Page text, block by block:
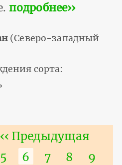
подробнее››
(Северо-западный
сорта:
Предыдущая
страница
‹‹ Предыдущая
Страница
5
Текущая
6 Страница
7 8
9